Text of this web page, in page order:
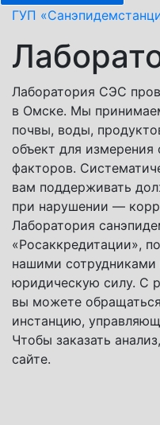
ГУП
Лаборатория СЭС
в Омске. Мы
почвы, воды,
объект для
факторов.
вам поддерживать
при нарушении —
Лаборатория
«Росаккредитации»,
нашими
юридическую силу. С
вы можете
инстанцию,
Чтобы заказать
сайте.